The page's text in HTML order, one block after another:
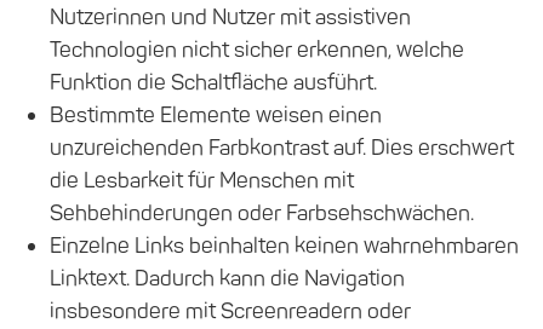
Nutzerinnen und Nutzer mit assistiven
Technologien nicht sicher erkennen, welche
Funktion die Schaltfläche ausführt.
Bestimmte Elemente weisen einen
unzureichenden Farbkontrast auf. Dies erschwert
die Lesbarkeit für Menschen mit
Sehbehinderungen oder Farbsehschwächen.
Einzelne Links beinhalten keinen wahrnehmbaren
Linktext. Dadurch kann die Navigation
insbesondere mit Screenreadern oder